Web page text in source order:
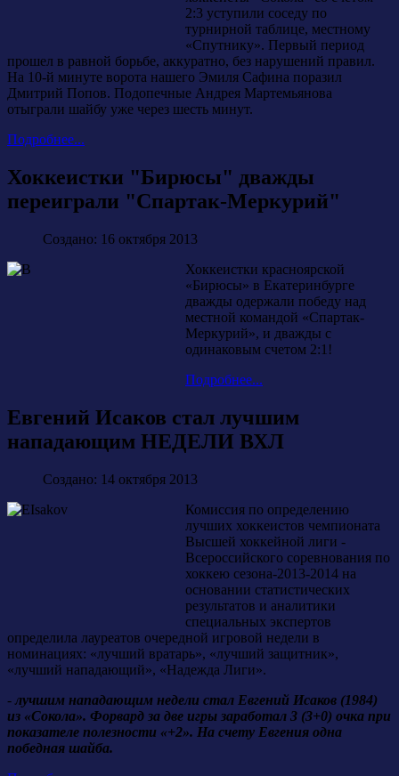
2:3 уступили соседу по
турнирной таблице, местному
«Спутнику». Первый период
прошел в равной борьбе, аккуратно, без нарушений правил.
На 10-й минуте ворота нашего Эмиля Сафина поразил
Дмитрий Попов. Подопечные Андрея Мартемьянова
отыграли шайбу уже через шесть минут.
Подробнее...
Хоккеистки "Бирюсы" дважды
переиграли "Спартак-Меркурий"
Создано: 16 октября 2013
Хоккеистки красноярской
«Бирюсы» в Екатеринбурге
дважды одержали победу над
местной командой «Спартак-
Меркурий», и дважды с
одинаковым счетом 2:1!
Подробнее...
Евгений Исаков стал лучшим
нападающим НЕДЕЛИ ВХЛ
Создано: 14 октября 2013
Комиссия по определению
лучших хоккеистов чемпионата
Высшей хоккейной лиги -
Всероссийского соревнования по
хоккею сезона-2013-2014 на
основании статистических
результатов и аналитики
специальных экспертов
определила лауреатов очередной игровой недели в
номинациях: «лучший вратарь», «лучший защитник»,
«лучший нападающий», «Надежда Лиги».
-лучшим нападающим недели стал Евгений Исаков (1984)
из «Сокола». Форвард за две игры заработал 3 (3+0) очка при
показателе полезности «+2». На счету Евгения одна
победная шайба.